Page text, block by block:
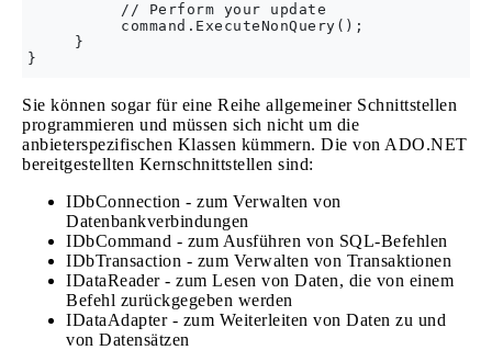
          // Perform your update
          command.ExecuteNonQuery();
     }
Sie können sogar für eine Reihe allgemeiner Schnittstellen
programmieren und müssen sich nicht um die
anbieterspezifischen Klassen kümmern. Die von ADO.NET
bereitgestellten Kernschnittstellen sind:
IDbConnection - zum Verwalten von
Datenbankverbindungen
IDbCommand - zum Ausführen von SQL-Befehlen
IDbTransaction - zum Verwalten von Transaktionen
IDataReader - zum Lesen von Daten, die von einem
Befehl zurückgegeben werden
IDataAdapter - zum Weiterleiten von Daten zu und
von Datensätzen